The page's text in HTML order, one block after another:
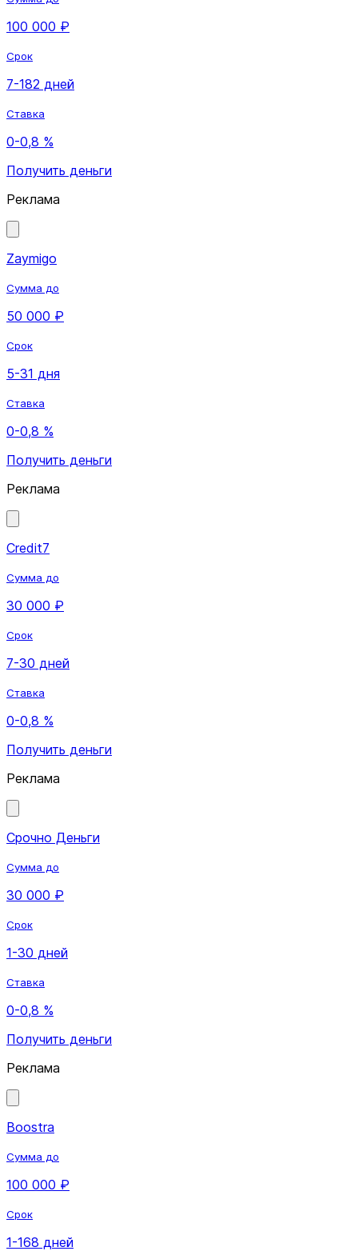
100 000 ₽
Срок
7-182 дней
Ставка
0-0,8 %
Получить деньги
Реклама
Zaymigo
Сумма до
50 000 ₽
Срок
5-31 дня
Ставка
0-0,8 %
Получить деньги
Реклама
Credit7
Сумма до
30 000 ₽
Срок
7-30 дней
Ставка
0-0,8 %
Получить деньги
Реклама
Срочно Деньги
Сумма до
30 000 ₽
Срок
1-30 дней
Ставка
0-0,8 %
Получить деньги
Реклама
Boostra
Сумма до
100 000 ₽
Срок
1-168 дней